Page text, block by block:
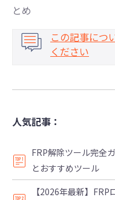
とめ
この記事につ
ください
人気記事：
FRP解除ツール完全
とおすすめツール
【2026年最新】